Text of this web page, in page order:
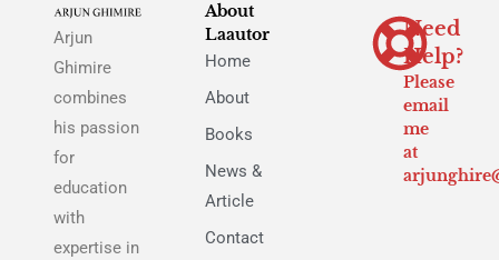
Arjun
Ghimire
combines
his passion
for
education
with
expertise in
About
Laautor
Home
About
Books
News &
Article
Contact
Need
Help?
Please
email
me
at